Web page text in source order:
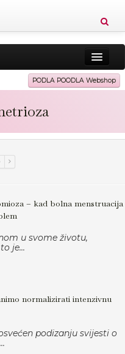
Zdravlje Vitkost
PODLA POODLA Webshop
– kad bolna menstruacija
u svome životu,
je...
normalizirati intenzivnu
podizanju svijesti o